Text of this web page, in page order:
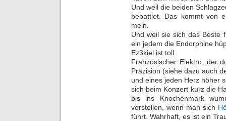
Und weil die beiden
bebattlet. Das kommt von
mein.
Und weil sie sich das Beste
ein jedem die Endorphine
Ez3kiel ist toll.
Französischer Elektro, der
Präzision (siehe dazu auch
und eines jeden Herz höher
sich beim Konzert kurz die
bis ins Knochenmark
vorstellen, wenn man sich
führt. Wahrhaft, es ist ein